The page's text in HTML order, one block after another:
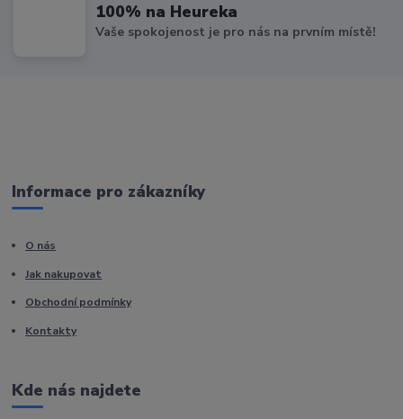
100% na Heureka
Vaše spokojenost je pro nás na prvním místě!
Informace pro zákazníky
O nás
Jak nakupovat
Obchodní podmínky
Kontakty
Kde nás najdete